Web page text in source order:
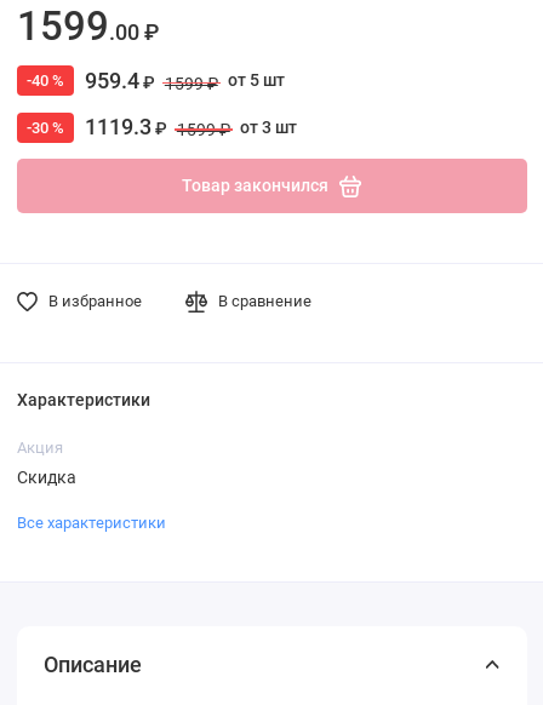
1599.00 ₽
-40 % 959.4₽ 1599 ₽ от 5 шт
-30 % 1119.3₽ 1599 ₽ от 3 шт
Товар закончился
В избранное В сравнение
Характеристики
Акция
Скидка
Все характеристики
Описание